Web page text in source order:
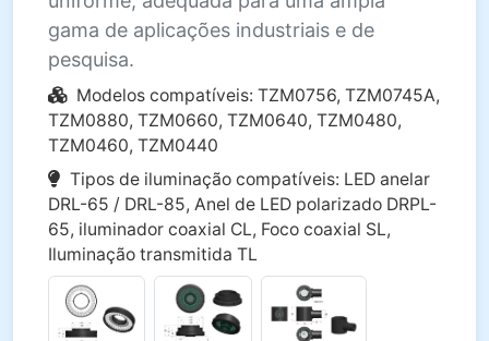
gama de aplicações industriais e de
pesquisa.
Modelos compatíveis: TZM0756, TZM0745A,
TZM0880, TZM0660, TZM0640, TZM0480,
TZM0460, TZM0440
Tipos de iluminação compatíveis: LED anelar
DRL-65 / DRL-85, Anel de LED polarizado DRPL-
65, iluminador coaxial CL, Foco coaxial SL,
Iluminação transmitida TL